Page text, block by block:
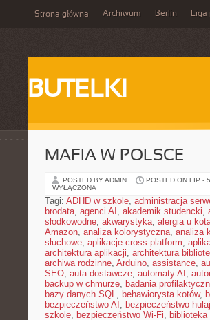
Strona główna Archiwum Berlin Liga
BUTELKI
MAFIA W POLSCE
POSTED BY ADMIN POSTED ON LIP -
WYŁĄCZONA
Tagi: ADHD w szkole, administracja
brodata, agenci AI , akademik studencki,
słodkowodne, akwarystyka, alergia u
Amazon, analiza kolorystyczna, analiza
słuchowe, aplikacje cross-platform,
architektura aplikacji, architektura
archiwa rodzinne, Arduino, assistance,
SEO, auta dostawcze, automaty AI ,
backup w chmurze, badania
bazy danych SQL, behawiorysta kotów,
bezpieczeństwo AI , bezpieczeństwo
szkole, bezpieczeństwo Wi-Fi,